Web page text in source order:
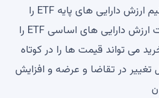
ممکن است به طور مستقیم ارزش دارایی های پایه ETF را
افزایش ندهند، ممکن است ارزش دارایی های اساسی ETF را
می تواند قیمت ها را در کوتاه
در تقاضا و عرضه و افزایش